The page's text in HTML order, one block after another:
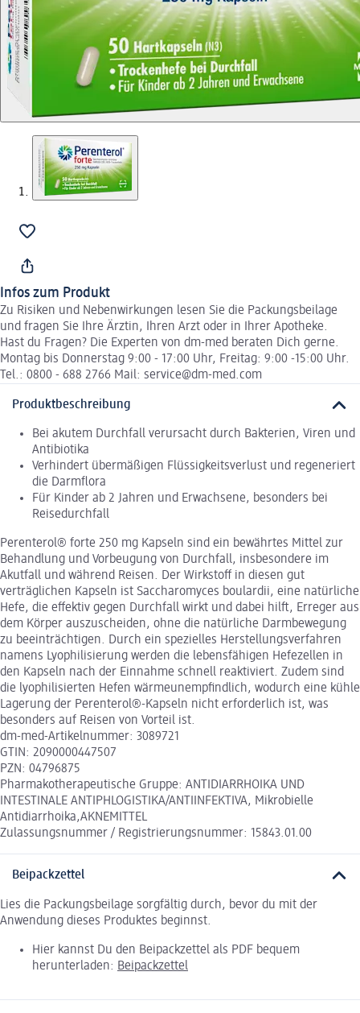
Infos zum Produkt
Zu Risiken und Nebenwirkungen lesen Sie die Packungsbeilage
und fragen Sie Ihre Ärztin, Ihren Arzt oder in Ihrer Apotheke.
Hast du Fragen? Die Experten von dm-med beraten Dich gerne.
Montag bis Donnerstag 9:00 - 17:00 Uhr, Freitag: 9:00 -15:00 Uhr.
Tel.: 0800 - 688 2766 Mail: service@dm-med.com
Produktbeschreibung
Bei akutem Durchfall verursacht durch Bakterien, Viren und
Antibiotika
Verhindert übermäßigen Flüssigkeitsverlust und regeneriert
die Darmflora
Für Kinder ab 2 Jahren und Erwachsene, besonders bei
Reisedurchfall
Perenterol® forte 250 mg Kapseln sind ein bewährtes Mittel zur
Behandlung und Vorbeugung von Durchfall, insbesondere im
Akutfall und während Reisen. Der Wirkstoff in diesen gut
verträglichen Kapseln ist Saccharomyces boulardii, eine natürliche
Hefe, die effektiv gegen Durchfall wirkt und dabei hilft, Erreger aus
dem Körper auszuscheiden, ohne die natürliche Darmbewegung
zu beeinträchtigen. Durch ein spezielles Herstellungsverfahren
namens Lyophilisierung werden die lebensfähigen Hefezellen in
den Kapseln nach der Einnahme schnell reaktiviert. Zudem sind
die lyophilisierten Hefen wärmeunempfindlich, wodurch eine kühle
Lagerung der Perenterol®-Kapseln nicht erforderlich ist, was
besonders auf Reisen von Vorteil ist.
dm-med-Artikelnummer: 3089721
GTIN: 2090000447507
PZN: 04796875
Pharmakotherapeutische Gruppe: ANTIDIARRHOIKA UND
INTESTINALE ANTIPHLOGISTIKA/ANTIINFEKTIVA, Mikrobielle
Antidiarrhoika,AKNEMITTEL
Zulassungsnummer / Registrierungsnummer: 15843.01.00
Beipackzettel
Lies die Packungsbeilage sorgfältig durch, bevor du mit der
Anwendung dieses Produktes beginnst.
Hier kannst Du den Beipackzettel als PDF bequem
herunterladen: Beipackzettel